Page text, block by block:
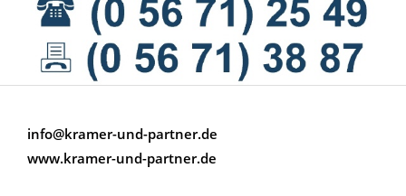
info@kramer-und-partner.de
www.kramer-und-partner.de